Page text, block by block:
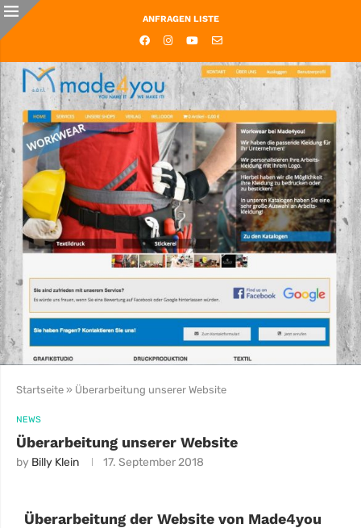
ANFRAGEN LISTE
Startseite » Überarbeitung unserer Website
NEWS
Überarbeitung unserer Website
by Billy Klein 17. September 2018
Überarbeitung der Website von Made4you